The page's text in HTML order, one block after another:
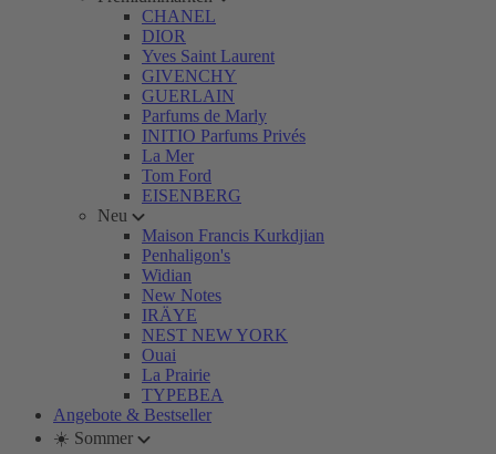
CHANEL
DIOR
Yves Saint Laurent
GIVENCHY
GUERLAIN
Parfums de Marly
INITIO Parfums Privés
La Mer
Tom Ford
EISENBERG
Neu
Maison Francis Kurkdjian
Penhaligon's
Widian
New Notes
IRÄYE
NEST NEW YORK
Ouai
La Prairie
TYPEBEA
Angebote & Bestseller
☀️ Sommer